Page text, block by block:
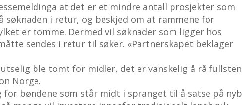
at det er et mindre antall prosjekter som
søknaden i retur, og beskjed om at rammene for
er tomme. Dermed vil søknader som ligger hos
sendes i retur til søker. «Partnerskapet beklager
ble tomt for midler, det er vanskelig å rå
Norge.
for bøndene som står midt i spranget til å satse på